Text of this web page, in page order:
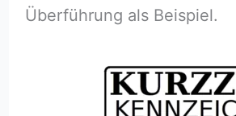
Überführung als Beispiel.